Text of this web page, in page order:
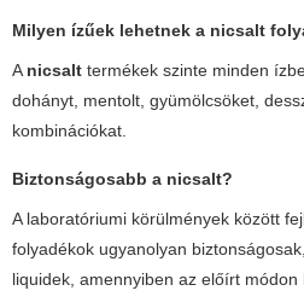
Milyen ízűek lehetnek a nicsalt
A nicsalt termékek szinte minden
dohányt, mentolt, gyümölcsöket,
kombinációkat.
Biztonságosabb a nicsalt?
A laboratóriumi körülmények között
folyadékok ugyanolyan
liquidek, amennyiben az előírt módon